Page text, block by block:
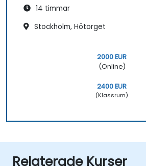
14 timmar
Stockholm, Hötorget
2000 EUR
(Online)
2400 EUR
(Klassrum)
Relaterade Kurser